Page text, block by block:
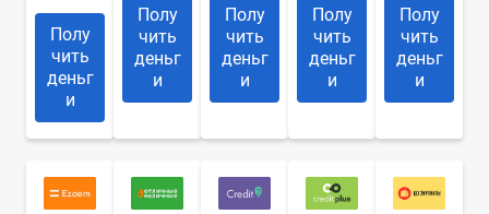
Полу
чить
деньг
и
Полу
чить
деньг
и
Полу
чить
деньг
и
Полу
чить
деньг
и
Полу
чить
деньг
и